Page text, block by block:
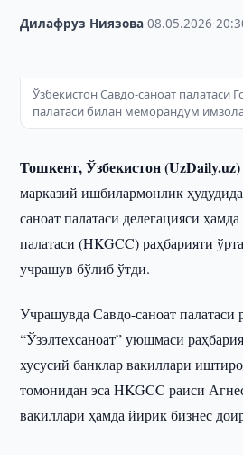
Дилафруз Ниязова ·08.05.2026 ·
Ўзбекистон Савдо-саноат палатаси
палатаси билан меморандум
Тошкент, Ўзбекистон
марказий ишбилармонлик
саноат палатаси делегацияси
палатаси (HKGCC) раҳбарияти
учрашув бўлиб ўтди.
Учрашувда Савдо-саноат палатаси
“Ўзэлтехсаноат” уюшмаси
хусусий банклар вакиллари
томонидан эса HKGCC раиси
вакиллари ҳамда йирик бизнес